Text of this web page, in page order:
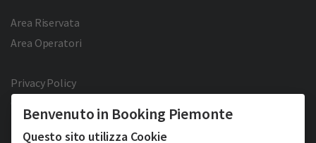
Area Riservata
Area Operatori
Privacy Policy
Facebook
Twitter YouTube Pinterest
Benvenuto in Booking Piemonte
Questo sito utilizza Cookie